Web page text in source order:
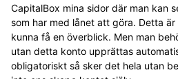
CapitalBox mina sidor där man kan
som har med lånet att göra. Detta
kunna få en överblick. Men man
utan detta konto upprättas
obligatoriskt så sker det hela utan